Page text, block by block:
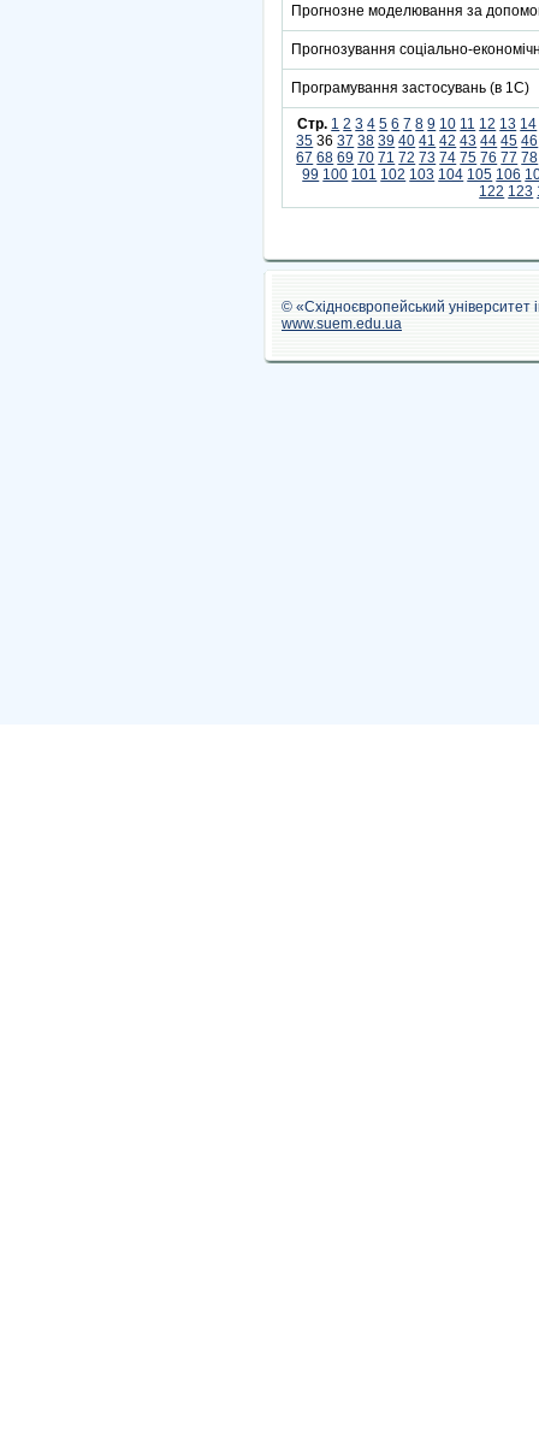
Прогнозне моделювання за
Прогнозування соціально-
Програмування застосувань (в 1С)
Стр. 1 2 3 4 5 6 7 8 9 10 11 12 13 14
35 36 37 38 39 40 41 42 43 44 45 46
67 68 69 70 71 72 73 74 75 76 77 78
99 100 101 102 103 104 105 106
122 123
© «Східноєвропейський
www.suem.edu.ua